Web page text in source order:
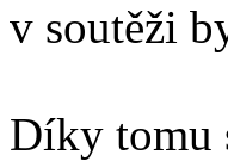
v soutěži
Díky tomu